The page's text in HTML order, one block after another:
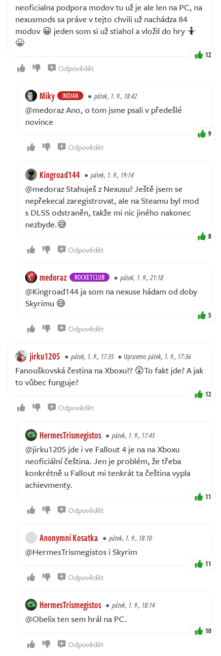
neoficialna podpora modov tu už je ale len na PC, na
nexusmods sa práve v tejto chvili už nachádza 84
modov 😀 jeden som si už stiahol a vložil do hry 🤷
😀
12
Odpovědět
Miky INDIAN pátek, 1. 9., 18:42
@medoraz Ano, o tom jsme psali v předešlé
novince
9
Odpovědět
Kingroad144 pátek, 1. 9., 19:14
@medoraz Stahuješ z Nexusu? Ještě jsem se
nepřekecal zaregistrovat, ale na Steamu byl mod
s DLSS odstraněn, takže mi nic jiného nakonec
nezbyde.😅
8
Odpovědět
medoraz ROCKETCLUB pátek, 1. 9., 21:18
@Kingroad144 ja som na nexuse hádam od doby
Skyrimu 😅
5
Odpovědět
jirku1205 pátek, 1. 9., 17:35 Upravenopátek, 1. 9., 17:36
Fanouškovská čestina na Xboxu?? 😲To fakt jde? A jak
to vůbec funguje?
12
Odpovědět
HermesTrismegistos pátek, 1. 9., 17:45
@jirku1205 jde i ve Fallout 4 je na na Xboxu
neoficiální čeština. Jen je problém, že třeba
konkrétně u Fallout mi tenkrát ta čeština vypla
achievmenty.
11
Odpovědět
Anonymní Kosatka pátek, 1. 9., 18:10
@HermesTrismegistos i Skyrim
11
Odpovědět
HermesTrismegistos pátek, 1. 9., 18:14
@Obelix ten sem hrál na PC.
10
Odpovědět